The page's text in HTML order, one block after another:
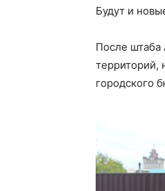
Будут и
После штаба
территорий,
городского